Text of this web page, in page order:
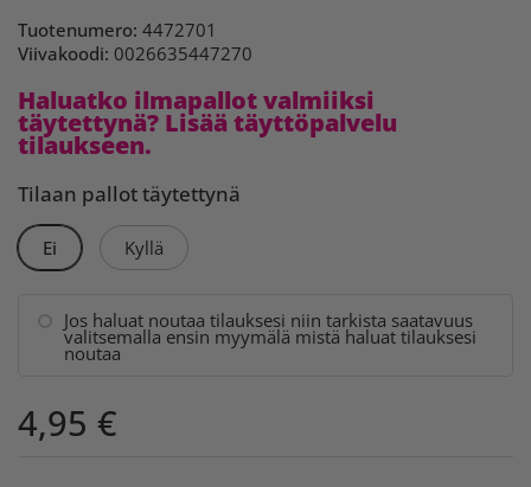
Tuotenumero: 4472701
Viivakoodi: 0026635447270
Haluatko ilmapallot valmiiksi
täytettynä? Lisää täyttöpalvelu
tilaukseen.
Tilaan pallot täytettynä
Ei Kyllä
Jos haluat noutaa tilauksesi niin tarkista saatavuus
valitsemalla ensin myymälä mistä haluat tilauksesi
noutaa
4,95 €